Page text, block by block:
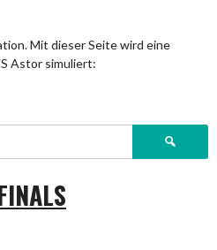
Mit dieser Seite wird eine
Astor simuliert:
Suchen